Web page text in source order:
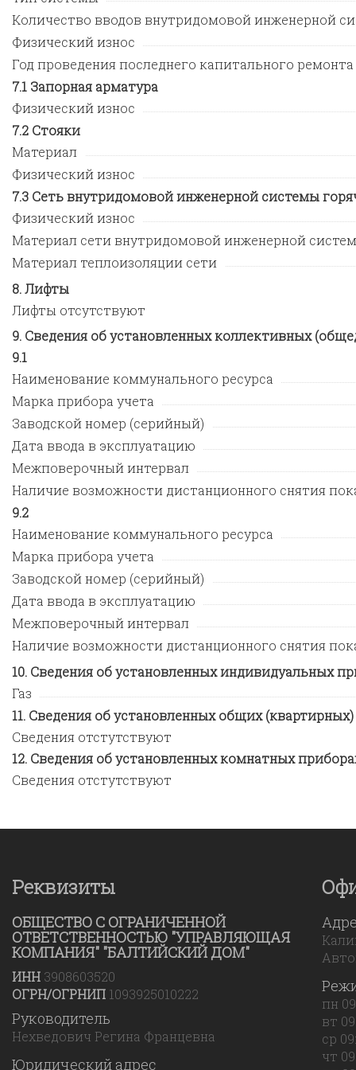
Количество вводов внутридомовой инженерной
Физический износ
Год проведения последнего капитального ремонта
Запорная арматура
Физический износ
Стояки
Материал
Физический износ
Сеть внутридомовой инженерной системы
Физический износ
Материал сети внутридомовой инженерной
Материал теплоизоляции сети
Лифты
Лифты отсутствуют
Сведения об установленных коллективных
1
Наименование коммунального ресурса
Марка прибора учета
Заводской номер (серийный)
Дата ввода в эксплуатацию
Межповерочный интервал
Наличие возможности дистанционного снятия
2
Наименование коммунального ресурса
Марка прибора учета
Заводской номер (серийный)
Дата ввода в эксплуатацию
Межповерочный интервал
Наличие возможности дистанционного снятия
Сведения об установленных индивидуальных
Газ
Сведения об установленных общих
Сведения отстутствуют
Сведения об установленных комнатных
Сведения отстутствуют
Реквизиты
ОБЩЕСТВО С ОГРАНИЧЕННОЙ
ОТВЕТСТВЕННОСТЬЮ "УПРАВЛЯЮЩАЯ
КОМПАНИЯ" "БАЛТИЙСКИЙ ДОМ"
ИНН 3908603520
ОГРН/ОГРНИП 1093925010222
Руководитель
Нехведович Регина Францевна
Юридический адрес
пн
вт
ср
чт